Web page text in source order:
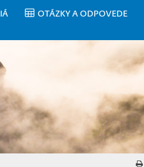
OTÁZKY A ODPOVEDE